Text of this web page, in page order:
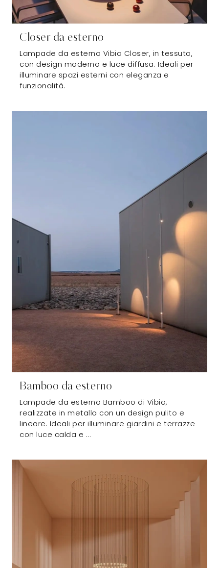
Closer da esterno
Lampade da esterno Vibia Closer, in tessuto,
con design moderno e luce diffusa. Ideali per
illuminare spazi esterni con eleganza e
funzionalità.
Bamboo da esterno
Lampade da esterno Bamboo di Vibia,
realizzate in metallo con un design pulito e
lineare. Ideali per illuminare giardini e terrazze
con luce calda e ...